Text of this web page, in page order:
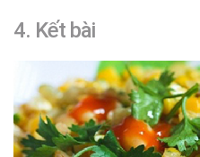
4. Kết bài